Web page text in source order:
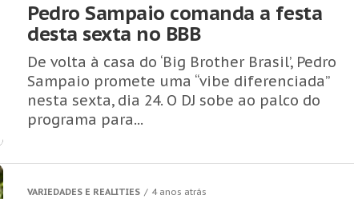
Pedro Sampaio comanda a festa
desta sexta no BBB
De volta à casa do ‘Big Brother Brasil’, Pedro
Sampaio promete uma “vibe diferenciada”
nesta sexta, dia 24. O DJ sobe ao palco do
programa para...
VARIEDADES E REALITIES 4 anos atrás